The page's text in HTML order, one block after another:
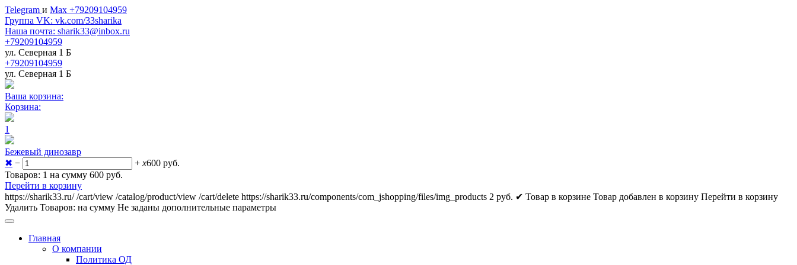
Telegram и Max +79209104959
Группа VK: vk.com/33sharika
Наша почта: sharik33@inbox.ru
+79209104959
ул. Северная 1 Б
+79209104959
ул. Северная 1 Б
Ваша корзина:
Корзина:
1
Бежевый динозавр
✖ − + x600 руб.
Товаров: 1 на сумму 600 руб.
Перейти в корзину
https://sharik33.ru/ /cart/view /catalog/product/view /cart/delete https://sharik33.ru/components/com_jshopping/files/img_products 2 руб. ✔ Товар в корзине Товар добавлен в корзину Перейти в корзину
Удалить Товаров: на сумму Не заданы дополнительные параметры
Главная
О компании
Политика ОД